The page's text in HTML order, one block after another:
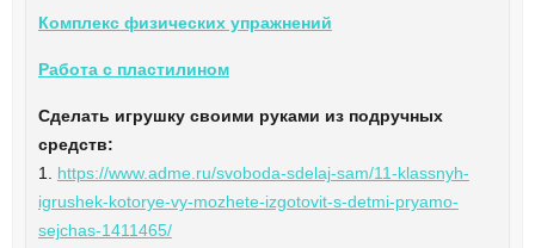
Комплекс физических упражнений
Работа с пластилином
Сделать игрушку своими руками из подручных
средств:
1.
https://www.adme.ru/svoboda-sdelaj-sam/11-klassnyh-
igrushek-kotorye-vy-mozhete-izgotovit-s-detmi-pryamo-
sejchas-1411465/